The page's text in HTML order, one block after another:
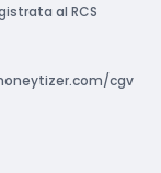
al RCS
cgv